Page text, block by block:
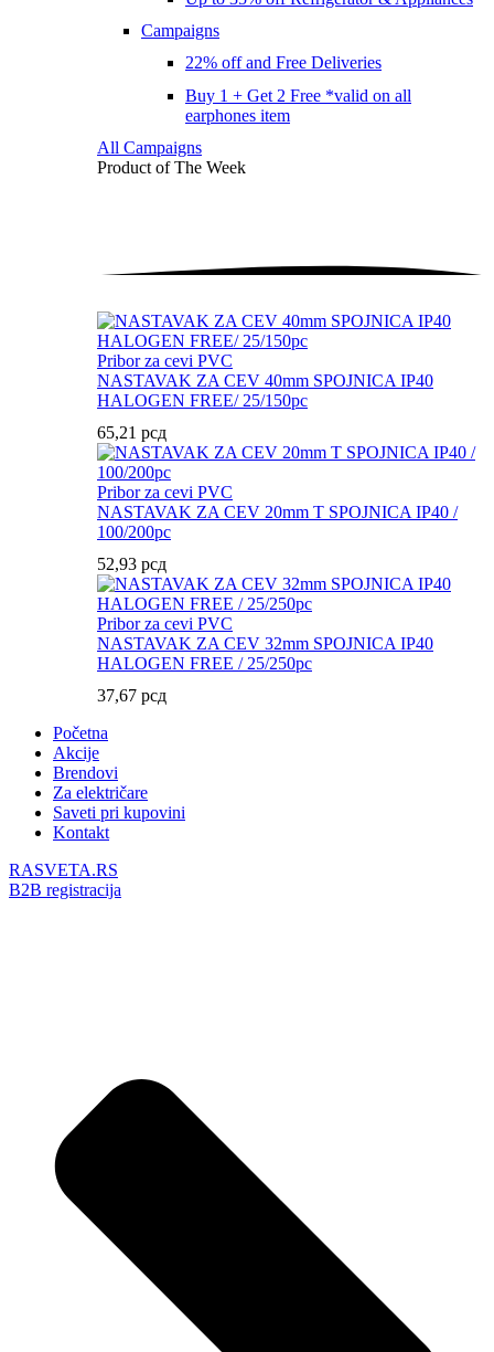
Campaigns
22% off and Free Deliveries
Buy 1 + Get 2 Free *valid on all
earphones item
All Campaigns
Product of The Week
Pribor za cevi PVC
NASTAVAK ZA CEV 40mm SPOJNICA IP40
HALOGEN FREE/ 25/150pc
65,21 рсд
Pribor za cevi PVC
NASTAVAK ZA CEV 20mm T SPOJNICA IP40 /
100/200pc
52,93 рсд
Pribor za cevi PVC
NASTAVAK ZA CEV 32mm SPOJNICA IP40
HALOGEN FREE / 25/250pc
37,67 рсд
Početna
Akcije
Brendovi
Za električare
Saveti pri kupovini
Kontakt
RASVETA.RS
B2B registracija